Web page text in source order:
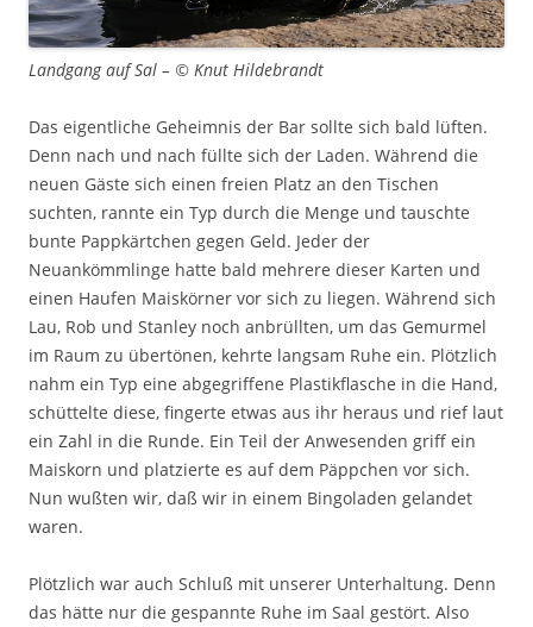
Landgang auf Sal – © Knut Hildebrandt
Das eigentliche Geheimnis der Bar sollte sich bald lüften.
Denn nach und nach füllte sich der Laden. Während die
neuen Gäste sich einen freien Platz an den Tischen
suchten, rannte ein Typ durch die Menge und tauschte
bunte Pappkärtchen gegen Geld. Jeder der
Neuankömmlinge hatte bald mehrere dieser Karten und
einen Haufen Maiskörner vor sich zu liegen. Während sich
Lau, Rob und Stanley noch anbrüllten, um das Gemurmel
im Raum zu übertönen, kehrte langsam Ruhe ein. Plötzlich
nahm ein Typ eine abgegriffene Plastikflasche in die Hand,
schüttelte diese, fingerte etwas aus ihr heraus und rief laut
ein Zahl in die Runde. Ein Teil der Anwesenden griff ein
Maiskorn und platzierte es auf dem Päppchen vor sich.
Nun wußten wir, daß wir in einem Bingoladen gelandet
waren.
Plötzlich war auch Schluß mit unserer Unterhaltung. Denn
das hätte nur die gespannte Ruhe im Saal gestört. Also